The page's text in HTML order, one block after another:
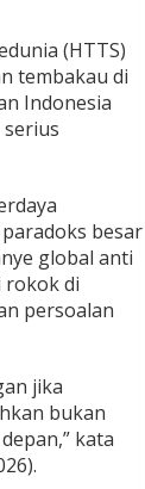
(HTTS)
tembakau di
Indonesia
besar
global anti
rokok di
persoalan
jika
bukan
kata